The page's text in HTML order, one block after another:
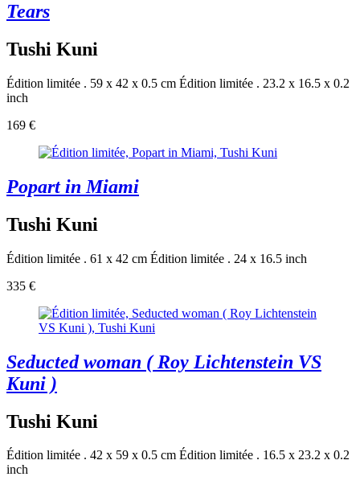
Tears
Tushi Kuni
Édition limitée . 59 x 42 x 0.5 cm Édition limitée . 23.2 x 16.5 x 0.2
inch
169 €
Popart in Miami
Tushi Kuni
Édition limitée . 61 x 42 cm Édition limitée . 24 x 16.5 inch
335 €
Seducted woman ( Roy Lichtenstein VS
Kuni )
Tushi Kuni
Édition limitée . 42 x 59 x 0.5 cm Édition limitée . 16.5 x 23.2 x 0.2
inch